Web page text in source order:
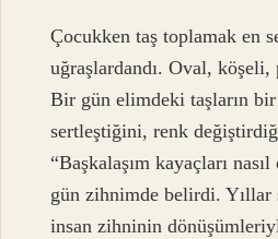
Çocukken taş toplamak en
uğraşlardandı. Oval,
Bir gün elimdeki taşların bir
sertleştiğini, renk
“Başkalaşım kayaçları
gün zihnimde belirdi. Yıllar
insan zihninin